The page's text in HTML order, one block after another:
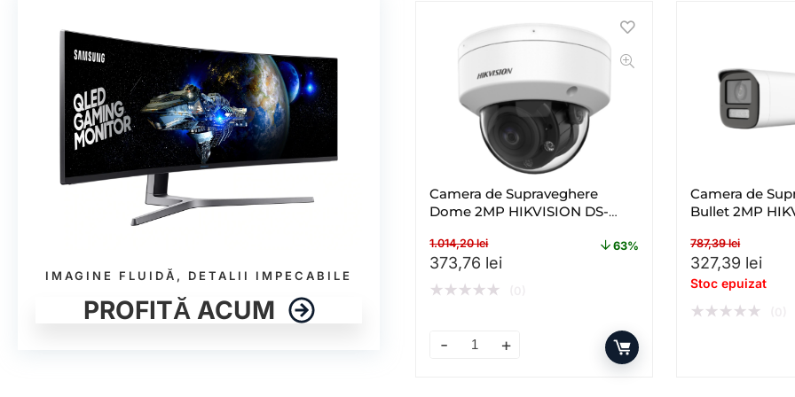
IMAGINE FLUIDĂ, DETALII IMPECABILE
PROFITĂ ACUM
Camera de Supraveghere
Dome 2MP HIKVISION DS-
12MM), Lentila Varifocala: 2.8-
12mm
1.014,20lei
Prețul inițial a fost: 1.014,20 lei.
373,76 leiPrețul curent este: 373,76 lei.
63%
★★★★★
Camera de Supraveghere Dome 2MP HIKVISION
Camera de
Bullet 2MP
Lentila
787,39lei
Prețul inițial a
327,39 lei
Stoc epuizat
★★★★★